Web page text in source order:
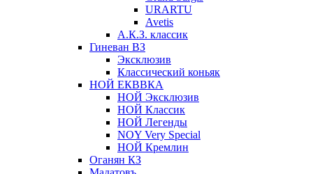
URARTU
Avetis
А.К.З. классик
Гиневан ВЗ
Эксклюзив
Классический коньяк
НОЙ ЕКВВКА
НОЙ Эксклюзив
НОЙ Классик
НОЙ Легенды
NOY Very Speсial
НОЙ Кремлин
Оганян КЗ